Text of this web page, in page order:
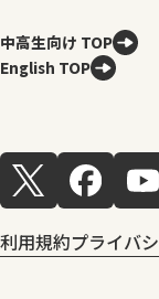
中高生向け TOP
English TOP
利用規約プライバ